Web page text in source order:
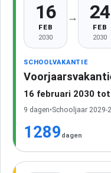
16
FEB
2030
→ 24
FEB
2030
SCHOOLVAKANTIE
16 februari 2030
9 dagen•Schooljaar 2029-
1289 dagen